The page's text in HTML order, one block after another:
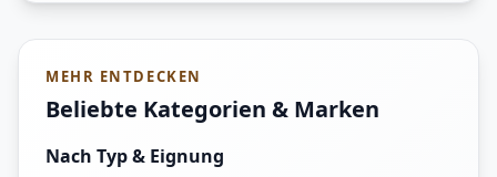
MEHR ENTDECKEN
Beliebte Kategorien & Marken
Nach Typ & Eignung